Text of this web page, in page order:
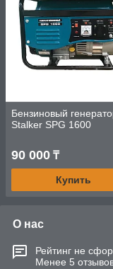
Бензиновый
Stalker SPG 1600
90 000 ₸
Купить
О нас
Рейтинг не
Менее 5